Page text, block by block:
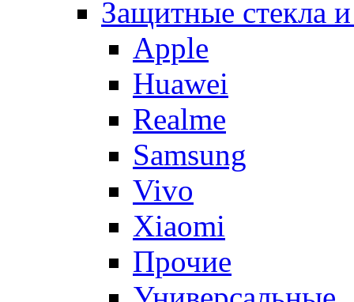
Защитные стекла
Apple
Huawei
Realme
Samsung
Vivo
Xiaomi
Прочие